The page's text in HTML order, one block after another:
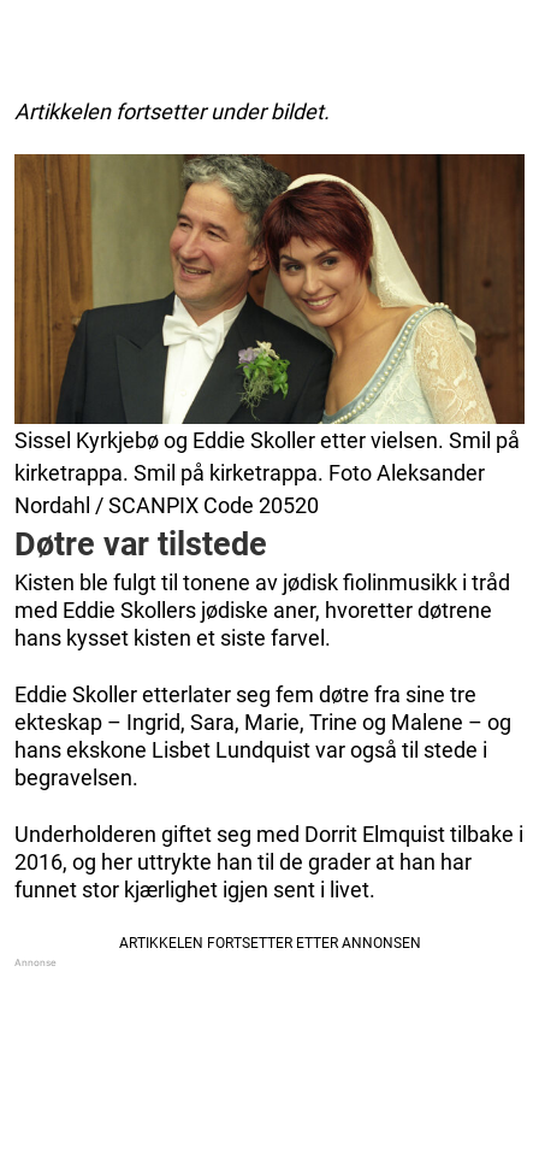
Artikkelen fortsetter under bildet.
Sissel Kyrkjebø og Eddie Skoller etter vielsen. Smil på
kirketrappa. Smil på kirketrappa. Foto Aleksander
Nordahl / SCANPIX Code 20520
Døtre var tilstede
Kisten ble fulgt til tonene av jødisk fiolinmusikk i tråd
med Eddie Skollers jødiske aner, hvoretter døtrene
hans kysset kisten et siste farvel.
Eddie Skoller etterlater seg fem døtre fra sine tre
ekteskap – Ingrid, Sara, Marie, Trine og Malene – og
hans ekskone Lisbet Lundquist var også til stede i
begravelsen.
Underholderen giftet seg med Dorrit Elmquist tilbake i
2016, og her uttrykte han til de grader at han har
funnet stor kjærlighet igjen sent i livet.